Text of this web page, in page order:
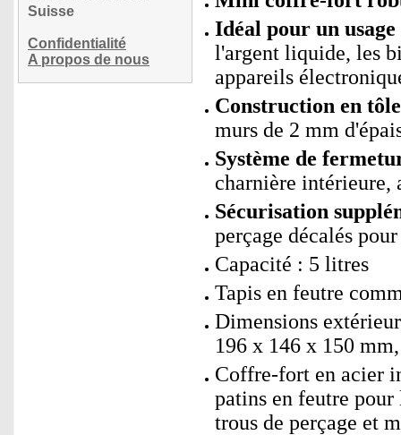
Suisse
Confidentialité
A propos de nous
Idéal pour un
l'argent liquide, les
appareils
Construction en
murs de 2 mm
Système de
charnière intérieure,
Sécurisation
perçage décalés
Capacité : 5 litres
Tapis en feutre
Dimensions
196 x 146 x 150
Coffre-fort en acier
patins en feutre
trous de perçage et